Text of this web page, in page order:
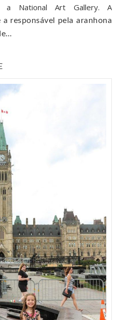
National Art Gallery. A
a responsável pela aranhona